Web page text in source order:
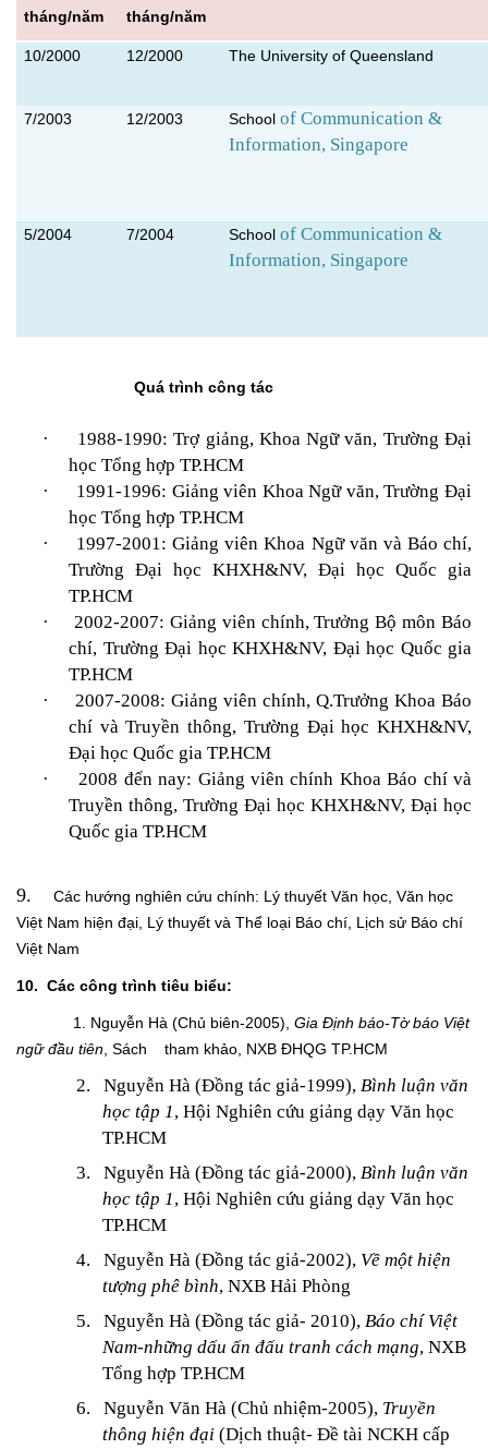
tháng/năm
tháng/năm
10/2000 12/2000 The University of Queensland
7/2003 12/2003 School of Communication &
Information, Singapore
5/2004 7/2004 School of Communication &
Information, Singapore
Quá trình công tác
·
1988-1990: Trợ giảng, Khoa Ngữ văn, Trường Đại
học Tổng hợp TP.HCM
·
1991-1996: Giảng viên Khoa Ngữ văn, Trường Đại
học Tổng hợp TP.HCM
·
1997-2001: Giảng viên Khoa Ngữ văn và Báo chí,
Trường Đại học KHXH&NV, Đại học Quốc gia
TP.HCM
·
2002-2007: Giảng viên chính, Trưởng Bộ môn Báo
chí, Trường Đại học KHXH&NV, Đại học Quốc gia
TP.HCM
·
2007-2008: Giảng viên chính, Q.Trưởng Khoa Báo
chí và Truyền thông, Trường Đại học KHXH&NV,
Đại học Quốc gia TP.HCM
·
2008 đến nay: Giảng viên chính Khoa Báo chí và
Truyền thông, Trường Đại học KHXH&NV, Đại học
Quốc gia TP.HCM
9. Các hướng nghiên cứu chính: Lý thuyết Văn học, Văn học
Việt Nam hiện đại, Lý thuyết và Thể loại Báo chí, Lịch sử Báo chí
Việt Nam
10. Các công trình tiêu biểu:
1. Nguyễn Hà (Chủ biên-2005), Gia Định báo-Tờ báo Việt
ngữ đầu tiên , Sách tham khảo, NXB ĐHQG TP.HCM
2. Nguyễn Hà (Đồng tác giả-1999), Bình luận văn
học tập 1, Hội Nghiên cứu giảng dạy Văn học
TP.HCM
3.
Nguyễn Hà (Đồng tác giả-2000), Bình luận văn
học tập 1, Hội Nghiên cứu giảng dạy Văn học
TP.HCM
4.
Nguyễn Hà (Đồng tác giả-2002), Về một hiện
tượng phê bình, NXB Hải Phòng
5.
Nguyễn Hà (Đồng tác giả- 2010), Báo chí Việt
Nam-những dấu ấn đấu tranh cách mạng, NXB
Tổng hợp TP.HCM
6.
Nguyễn Văn Hà (Chủ nhiệm-2005), Truyền
thông hiện đại (Dịch thuật- Đề tài NCKH cấp